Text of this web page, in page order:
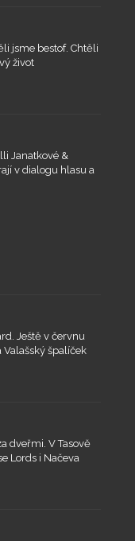
jsme bestof. Chtěli
život
Janatkové &
v dialogu hlasu a
Ještě v červnu
špalíček
dveřmi. V Tasově
Lords i Načeva